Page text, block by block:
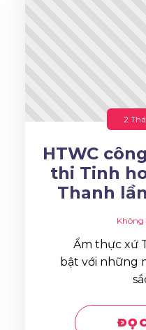
2
HTWC
thi Tinh
Thanh
Không
Ẩm thực xứ
bật với những